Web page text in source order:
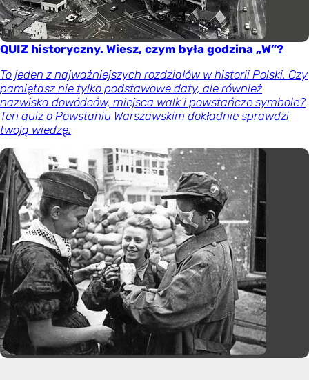
QUIZ historyczny. Wiesz, czym była godzina „W”?
To jeden z najważniejszych rozdziałów w historii Polski. Czy
pamiętasz nie tylko podstawowe daty, ale również
nazwiska dowódców, miejsca walk i powstańcze symbole?
Ten quiz o Powstaniu Warszawskim dokładnie sprawdzi
twoją wiedzę.